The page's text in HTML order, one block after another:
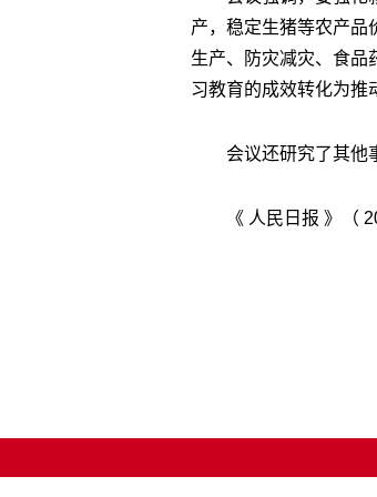
产，稳定生猪等农产品
生产、防灾减灾、食品
习教育的成效转化为推
会议还研究了其他
《 人民日报 》（